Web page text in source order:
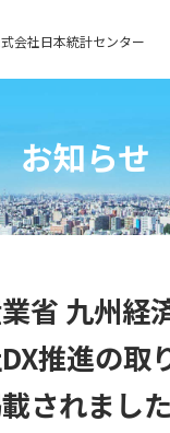
会社日本統計センター
お知らせ
省 九州経
推進の取
されました